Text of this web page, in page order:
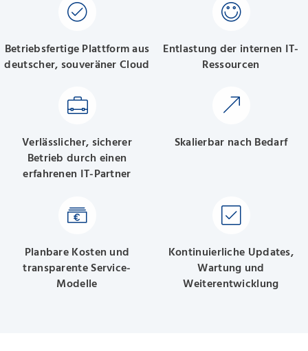
Betriebsfertige Plattform aus
deutscher, souveräner Cloud
Entlastung der internen IT-
Ressourcen
Verlässlicher, sicherer
Betrieb durch einen
erfahrenen IT-Partner
Skalierbar nach Bedarf
Planbare Kosten und
transparente Service-
Modelle
Kontinuierliche Updates,
Wartung und
Weiterentwicklung